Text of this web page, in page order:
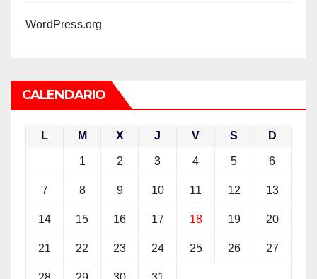
WordPress.org
CALENDARIO
L M X J V S D
1 2 3 4 5 6
7 8 9 10 11 12 13
14 15 16 17 18 19 20
21 22 23 24 25 26 27